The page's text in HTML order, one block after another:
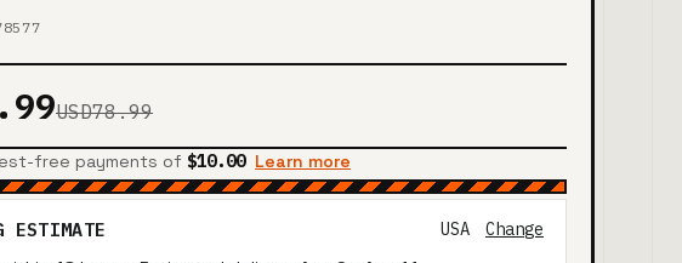
USD78.99
free payments of $10.00 Learn more
ESTIMATE USA
Change